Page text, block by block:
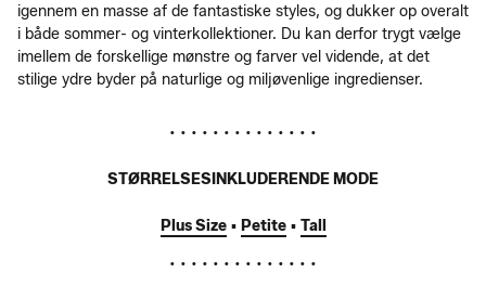
igennem en masse af de fantastiske styles, og dukker op overalt
i både sommer- og vinterkollektioner. Du kan derfor trygt vælge
imellem de forskellige mønstre og farver vel vidende, at det
stilige ydre byder på naturlige og miljøvenlige ingredienser.
• • • • • • • • • • • • • •
STØRRELSESINKLUDERENDE MODE
Plus Size▪️ Petite▪️ Tall
• • • • • • • • • • • • • •